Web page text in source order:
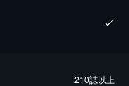
210誌以上